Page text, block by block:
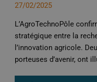
27/02/2025
L’AgroTechnoPôle
stratégique entre la
l’innovation agricole.
porteuses d’avenir, ont